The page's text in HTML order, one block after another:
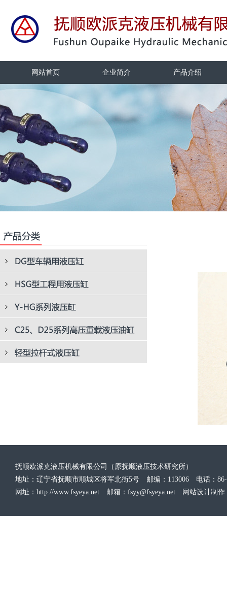
网站首页 企业简介
企业简介
产品介绍
抚顺欧派克液压机械有限公司（原抚顺液压技术研究所）
地址：辽宁省抚顺市顺城区将军北街5号 邮编：113006 电话：86-
网址： http://www.fsyeya.net 邮箱：fsyy@fsyeya.net 网站设计制作